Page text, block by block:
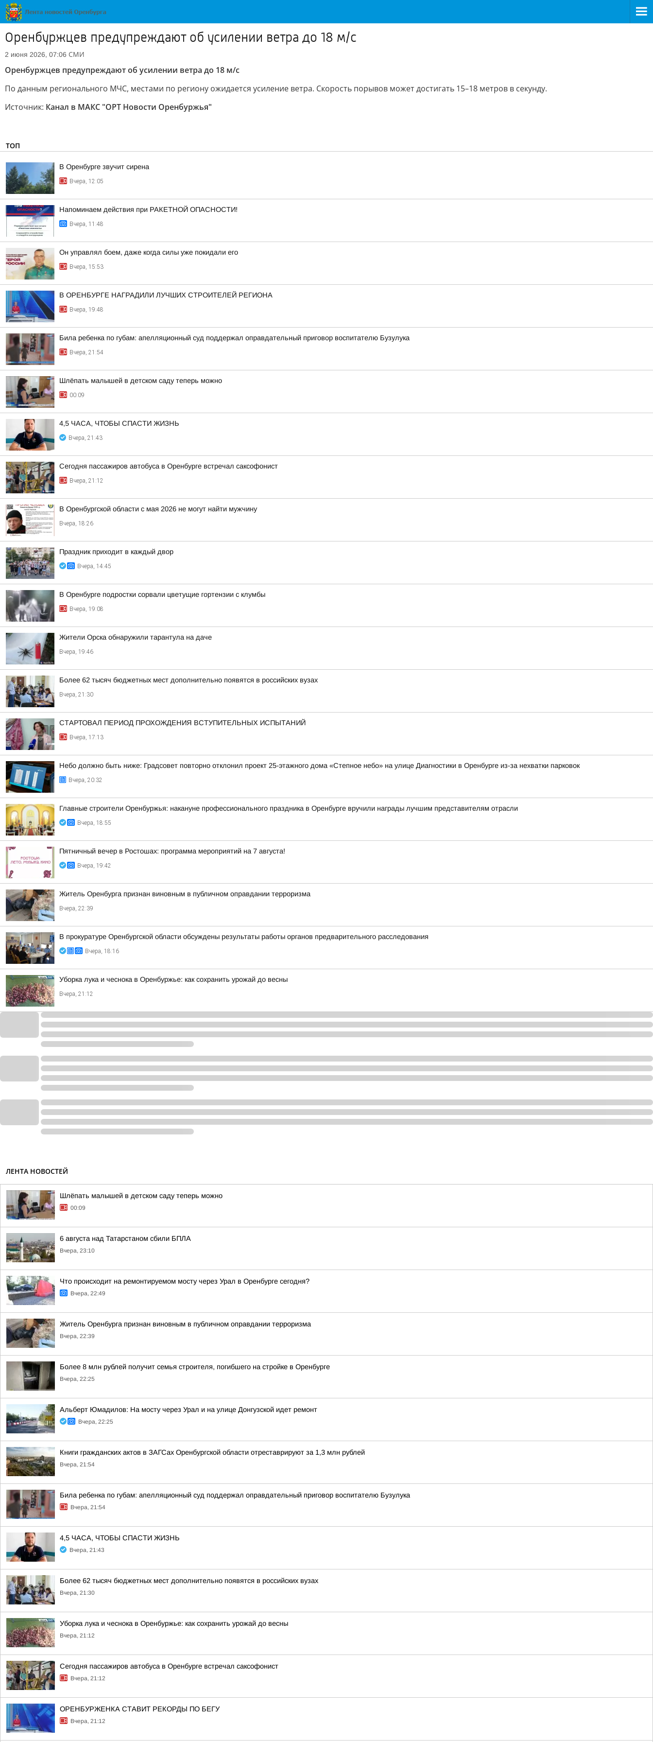
Оренбуржцев предупреждают об усилении ветра до 18 м/с
2 июня 2026, 07:06 СМИ
Оренбуржцев предупреждают об усилении ветра до 18 м/с
По данным регионального МЧС, местами по региону ожидается усиление ветра. Скорость порывов может достигать 15–18 метров в секунду.
Источник: Канал в МАКС "ОРТ Новости Оренбуржья"
ТОП
В Оренбурге звучит сирена
Вчера, 12:05
Напоминаем действия при РАКЕТНОЙ ОПАСНОСТИ!
Вчера, 11:48
Он управлял боем, даже когда силы уже покидали его
Вчера, 15:53
В ОРЕНБУРГЕ НАГРАДИЛИ ЛУЧШИХ СТРОИТЕЛЕЙ РЕГИОНА
Вчера, 19:48
Била ребенка по губам: апелляционный суд поддержал оправдательный приговор воспитателю Бузулука
Вчера, 21:54
Шлёпать малышей в детском саду теперь можно
00:09
4,5 ЧАСА, ЧТОБЫ СПАСТИ ЖИЗНЬ
Вчера, 21:43
Сегодня пассажиров автобуса в Оренбурге встречал саксофонист
Вчера, 21:12
В Оренбургской области с мая 2026 не могут найти мужчину
Вчера, 18:26
Праздник приходит в каждый двор
Вчера, 14:45
В Оренбурге подростки сорвали цветущие гортензии с клумбы
Вчера, 19:08
Жители Орска обнаружили тарантула на даче
Вчера, 19:46
Более 62 тысяч бюджетных мест дополнительно появятся в российских вузах
Вчера, 21:30
СТАРТОВАЛ ПЕРИОД ПРОХОЖДЕНИЯ ВСТУПИТЕЛЬНЫХ ИСПЫТАНИЙ
Вчера, 17:13
Небо должно быть ниже: Градсовет повторно отклонил проект 25-этажного дома «Степное небо» на улице Диагностики в Оренбурге из-за нехватки парковок
Вчера, 20:32
Главные строители Оренбуржья: накануне профессионального праздника в Оренбурге вручили награды лучшим представителям отрасли
Вчера, 18:55
Пятничный вечер в Ростошах: программа мероприятий на 7 августа!
Вчера, 19:42
Житель Оренбурга признан виновным в публичном оправдании терроризма
Вчера, 22:39
В прокуратуре Оренбургской области обсуждены результаты работы органов предварительного расследования
Вчера, 18:16
Уборка лука и чеснока в Оренбуржье: как сохранить урожай до весны
Вчера, 21:12
ЛЕНТА НОВОСТЕЙ
Шлёпать малышей в детском саду теперь можно
00:09
6 августа над Татарстаном сбили БПЛА
Вчера, 23:10
Что происходит на ремонтируемом мосту через Урал в Оренбурге сегодня?
Вчера, 22:49
Житель Оренбурга признан виновным в публичном оправдании терроризма
Вчера, 22:39
Более 8 млн рублей получит семья строителя, погибшего на стройке в Оренбурге
Вчера, 22:25
Альберт Юмадилов: На мосту через Урал и на улице Донгузской идет ремонт
Вчера, 22:25
Книги гражданских актов в ЗАГСах Оренбургской области отреставрируют за 1,3 млн рублей
Вчера, 21:54
Била ребенка по губам: апелляционный суд поддержал оправдательный приговор воспитателю Бузулука
Вчера, 21:54
4,5 ЧАСА, ЧТОБЫ СПАСТИ ЖИЗНЬ
Вчера, 21:43
Более 62 тысяч бюджетных мест дополнительно появятся в российских вузах
Вчера, 21:30
Уборка лука и чеснока в Оренбуржье: как сохранить урожай до весны
Вчера, 21:12
Сегодня пассажиров автобуса в Оренбурге встречал саксофонист
Вчера, 21:12
ОРЕНБУРЖЕНКА СТАВИТ РЕКОРДЫ ПО БЕГУ
Вчера, 21:12